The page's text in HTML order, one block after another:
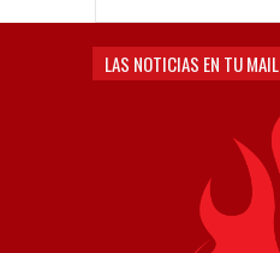
LAS NOTICIAS EN TU MAIL